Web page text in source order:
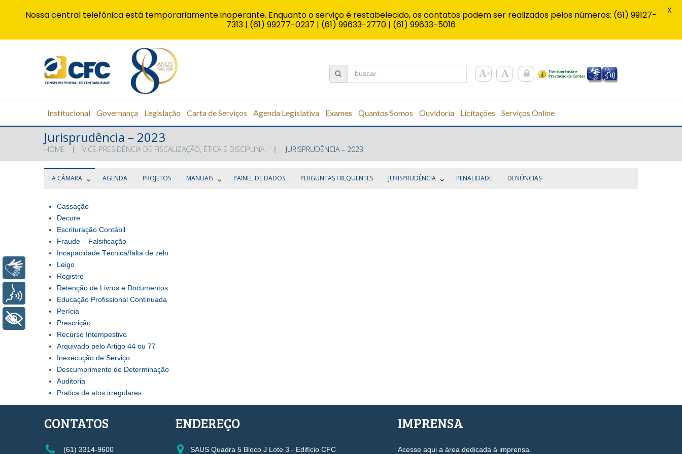
Institucional Governança Legislação Carta de Serviços Agenda Legislativa Exames Quantos Somos Ouvidoria Licitações Serviços Online
Jurisprudência – 2023
HOME VICE-PRESIDÊNCIA DE FISCALIZAÇÃO, ÉTICA E DISCIPLINA JURISPRUDÊNCIA – 2023
A CÂMARA AGENDA PROJETOS MANUAIS PAINEL DE DADOS PERGUNTAS FREQUENTES JURISPRUDÊNCIA PENALIDADE DENÚNCIAS
Cassação
Decore
Escrituração Contábil
Fraude – Falsificação
Incapacidade Técnica/falta de zelo
Leigo
Registro
Retenção de Livros e Documentos
Educação Profissional Continuada
Perícia
Prescrição
Recurso Intempestivo
Arquivado pelo Artigo 44 ou 77
Inexecução de Serviço
Descumprimento de Determinação
Auditoria
Pratica de atos irregulares
CONTATOS
(61) 3314-9600
ENDEREÇO
SAUS Quadra 5 Bloco J Lote 3 - Edifício CFC
IMPRENSA
Acesse aqui a área dedicada à imprensa.
Nossa central telefônica está temporariamente inoperante. Enquanto o serviço é restabelecido, os contatos podem ser realizados pelos números: (61) 99127-
7313 | (61) 99277-0237 | (61) 99633-2770 | (61) 99633-5016
X
Libras
+ Acessibilidade